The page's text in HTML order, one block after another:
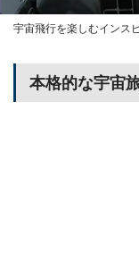
宇宙飛行を楽しむインス
本格的な宇宙